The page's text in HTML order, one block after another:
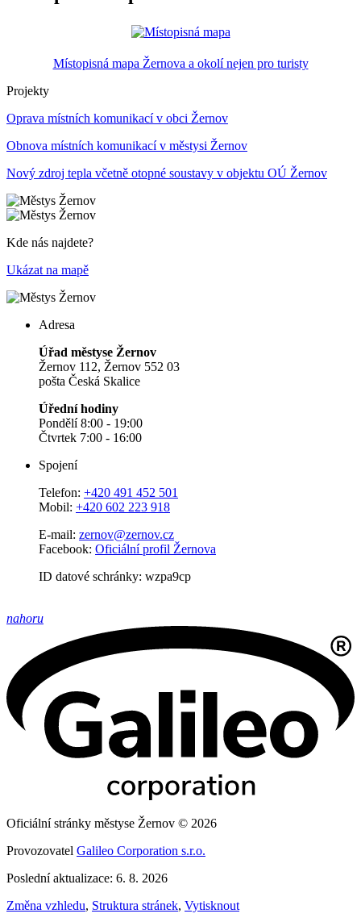
Místopisná mapa Žernova a okolí nejen pro turisty
Projekty
Oprava místních komunikací v obci Žernov
Obnova místních komunikací v městysi Žernov
Nový zdroj tepla včetně otopné soustavy v objektu OÚ Žernov
Kde nás najdete?
Ukázat na mapě
Adresa
Úřad městyse Žernov
Žernov 112, Žernov 552 03
pošta Česká Skalice
Úřední hodiny
Pondělí 8:00 - 19:00
Čtvrtek 7:00 - 16:00
Spojení
Telefon: +420 491 452 501
Mobil: +420 602 223 918
E-mail: zernov@zernov.cz
Facebook: Oficiální profil Žernova
ID datové schránky: wzpa9cp
nahoru
Oficiální stránky městyse Žernov © 2026
Provozovatel Galileo Corporation s.r.o.
Poslední aktualizace: 6. 8. 2026
Změna vzhledu, Struktura stránek, Vytisknout